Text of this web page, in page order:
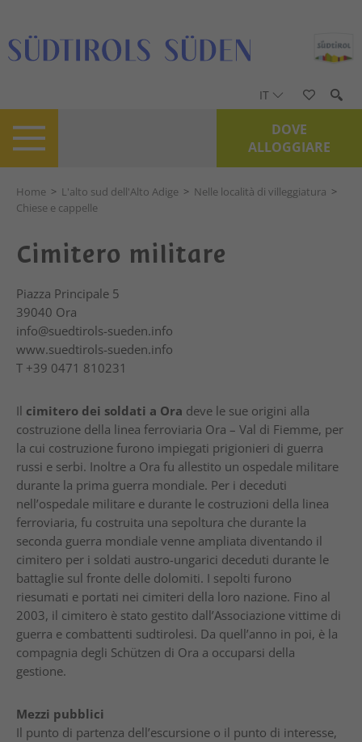
IT
DOVE
ALLOGGIARE
Home > L'alto sud dell'Alto Adige > Nelle località di villeggiatura >
Chiese e cappelle
Cimitero militare
Piazza Principale 5
39040 Ora
info@suedtirols-sueden.info
www.suedtirols-sueden.info
T +39 0471 810231
Il cimitero dei soldati a Ora deve le sue origini alla
costruzione della linea ferroviaria Ora – Val di Fiemme, per
la cui costruzione furono impiegati prigionieri di guerra
russi e serbi. Inoltre a Ora fu allestito un ospedale militare
durante la prima guerra mondiale. Per i deceduti
nell’ospedale militare e durante le costruzioni della linea
ferroviaria, fu costruita una sepoltura che durante la
seconda guerra mondiale venne ampliata diventando il
cimitero per i soldati austro-ungarici deceduti durante le
battaglie sul fronte delle dolomiti. I sepolti furono
riesumati e portati nei cimiteri della loro nazione. Fino al
2003, il cimitero è stato gestito dall’Associazione vittime di
guerra e combattenti sudtirolesi. Da quell’anno in poi, è la
compagnia degli Schützen di Ora a occuparsi della
gestione.
Mezzi pubblici
Il punto di partenza dell’escursione o il punto di interesse,